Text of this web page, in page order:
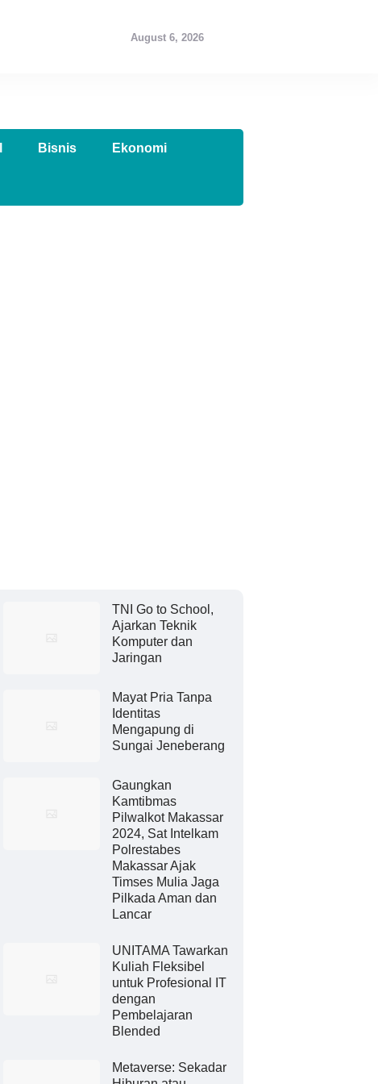
August 6, 2026
Bisnis Ekonomi
TNI Go to School,
Ajarkan Teknik
Komputer dan
Jaringan
Mayat Pria Tanpa
Identitas
Mengapung di
Sungai Jeneberang
Gaungkan
Kamtibmas
Pilwalkot Makassar
2024, Sat Intelkam
Polrestabes
Makassar Ajak
Timses Mulia Jaga
Pilkada Aman dan
Lancar
UNITAMA Tawarkan
Kuliah Fleksibel
untuk Profesional IT
dengan
Pembelajaran
Blended
Metaverse: Sekadar